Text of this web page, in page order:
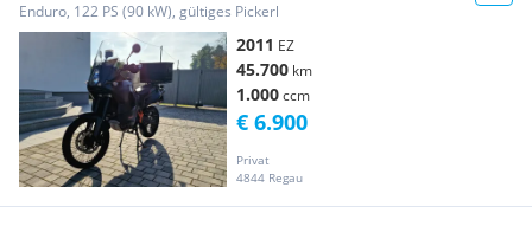
Enduro, 122 PS (90 kW), gültiges Pickerl
2011 EZ
45.700 km
1.000ccm
Privat
4844 Regau
€ 6.900